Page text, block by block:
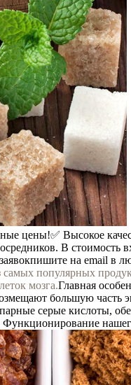
цены!✅ Высокое
В стоимость
пишите на email в
популярных
мозга.Главная
большую часть
серые кислоты,
Функционирование